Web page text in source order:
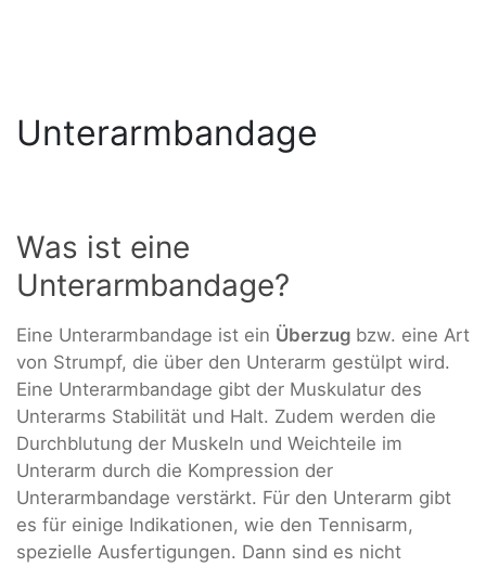
Unterarmbandage
Was ist eine
Unterarmbandage?
Eine Unterarmbandage ist ein Überzug bzw. eine Art
von Strumpf, die über den Unterarm gestülpt wird.
Eine Unterarmbandage gibt der Muskulatur des
Unterarms Stabilität und Halt. Zudem werden die
Durchblutung der Muskeln und Weichteile im
Unterarm durch die Kompression der
Unterarmbandage verstärkt. Für den Unterarm gibt
es für einige Indikationen, wie den Tennisarm,
spezielle Ausfertigungen. Dann sind es nicht